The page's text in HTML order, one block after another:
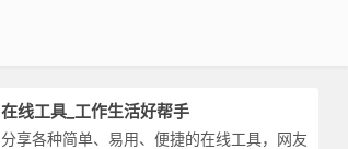
在线工具_工作生活好帮手
分享各种简单、易用、便捷的在线工具，网友